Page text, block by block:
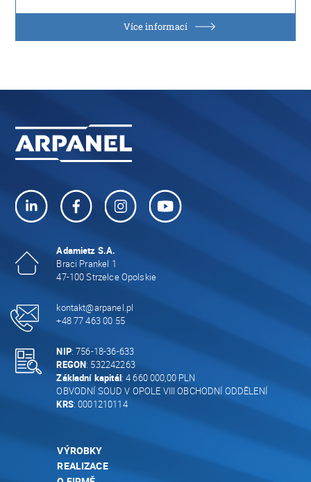
Více informací
Adamietz S.A.
Braci Prankel 1
47-100 Strzelce Opolskie
kontakt@arpanel.pl
+48 77 463 00 55
NIP: 756-18-36-633
REGON: 532242263
Základní kapitál: 4 660 000,00 PLN
OBVODNÍ SOUD V OPOLE VIII OBCHODNÍ ODDĚLENÍ
KRS: 0001210114
VÝROBKY
REALIZACE